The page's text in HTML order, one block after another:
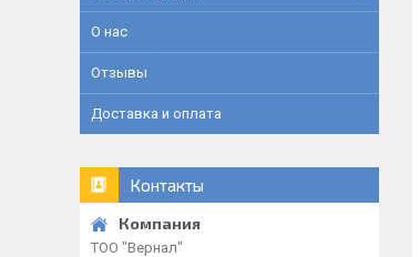
О нас
Отзывы
Доставка и оплата
Контакты
ТОО "Вернал"